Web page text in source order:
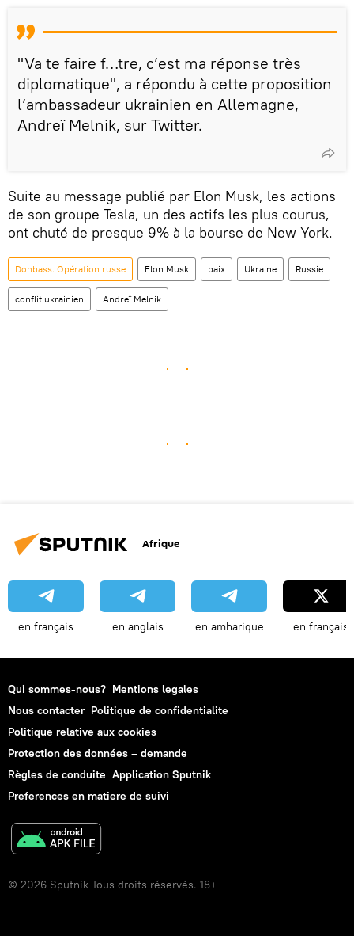
"Va te faire f…tre, c’est ma réponse très
diplomatique", a répondu à cette proposition
l’ambassadeur ukrainien en Allemagne,
Andreї Melnik, sur Twitter.
Suite au message publié par Elon Musk, les actions
de son groupe Tesla, un des actifs les plus courus,
ont chuté de presque 9% à la bourse de New York.
Donbass. Opération russe Elon Musk paix Ukraine Russie
conflit ukrainien Andreï Melnik
Afrique
en français en anglais en amharique en français
Qui sommes-nous? Mentions legales
Nous contacter Politique de confidentialite
Politique relative aux cookies
Protection des données – demande
Règles de conduite Application Sputnik
Preferences en matiere de suivi
© 2026 Sputnik Tous droits réservés. 18+